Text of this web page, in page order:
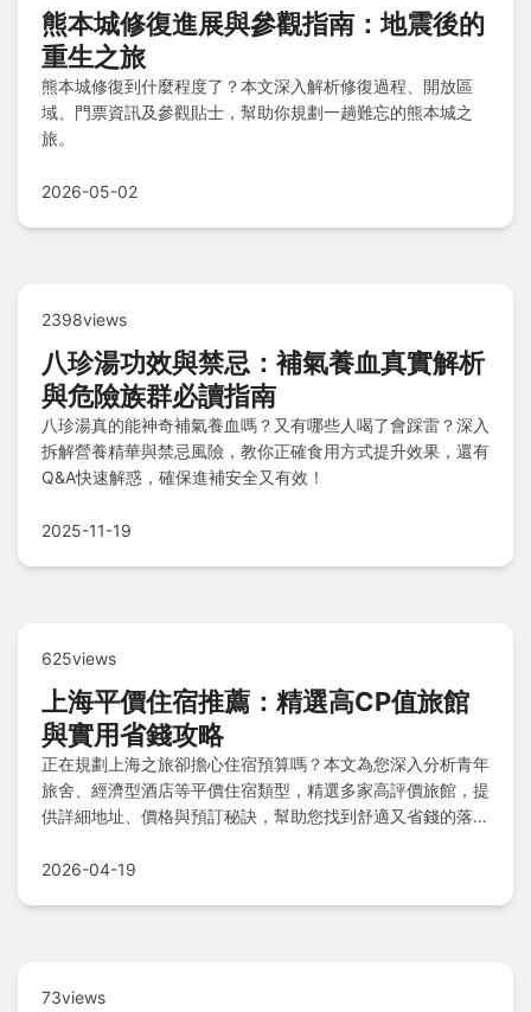
熊本城修復進展與參觀指南：地震後的
重生之旅
熊本城修復到什麼程度了？本文深入解析修復過程、開放區
域、門票資訊及參觀貼士，幫助你規劃一趟難忘的熊本城之
旅。
2026-05-02
2398views
八珍湯功效與禁忌：補氣養血真實解析
與危險族群必讀指南
八珍湯真的能神奇補氣養血嗎？又有哪些人喝了會踩雷？深入
拆解營養精華與禁忌風險，教你正確食用方式提升效果，還有
Q&A快速解惑，確保進補安全又有效！
2025-11-19
625views
上海平價住宿推薦：精選高CP值旅館
與實用省錢攻略
正在規劃上海之旅卻擔心住宿預算嗎？本文為您深入分析青年
旅舍、經濟型酒店等平價住宿類型，精選多家高評價旅館，提
供詳細地址、價格與預訂秘訣，幫助您找到舒適又省錢的落脚
2026-04-19
73views